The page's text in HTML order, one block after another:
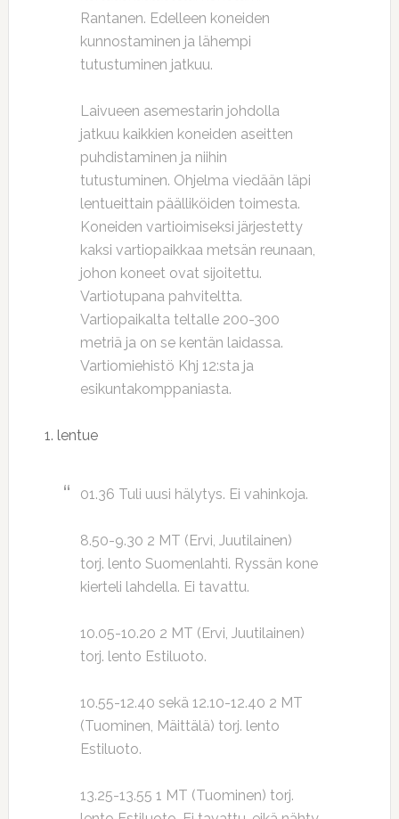
Rantanen. Edelleen koneiden
kunnostaminen ja lähempi
tutustuminen jatkuu.
Laivueen asemestarin johdolla
jatkuu kaikkien koneiden aseitten
puhdistaminen ja niihin
tutustuminen. Ohjelma viedään läpi
lentueittain päälliköiden toimesta.
Koneiden vartioimiseksi järjestetty
kaksi vartiopaikkaa metsän reunaan,
johon koneet ovat sijoitettu.
Vartiotupana pahviteltta.
Vartiopaikalta teltalle 200-300
metriä ja on se kentän laidassa.
Vartiomiehistö Khj 12:sta ja
esikuntakomppaniasta.
1. lentue
01.36 Tuli uusi hälytys. Ei vahinkoja.
8.50-9.30 2 MT (Ervi, Juutilainen)
torj. lento Suomenlahti. Ryssän kone
kierteli lahdella. Ei tavattu.
10.05-10.20 2 MT (Ervi, Juutilainen)
torj. lento Estiluoto.
10.55-12.40 sekä 12.10-12.40 2 MT
(Tuominen, Mäittälä) torj. lento
Estiluoto.
13.25-13.55 1 MT (Tuominen) torj.